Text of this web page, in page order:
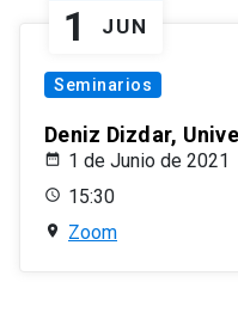
1 JUN
Seminarios
Deniz Dizdar,
1 de Junio de 2021
15:30
Zoom